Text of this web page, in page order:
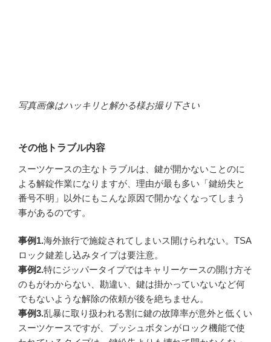
写真画像はハッキリと解かる様お撮り下さい
その他トラブル内容
スーツケースの主なトラブルは、鍵が開かないことのに
よる解錠作業になりますが、理由が最も多い「鍵紛失と
番号不明」以外にもこんな原因で開かなくなってしまう
事があるのです。
事例1.海外旅行で施錠されてしまいス開けられない。TSA
ロック鍵差し込みタイプは要注意。
事例2.特にジッパータイプではキャリーケースの開け方そ
のもがわからない、勘違い、鍵は掛かっていないなど何
でもないような解除の依頼が後を絶ちません。
事例3.乱暴に取り扱われる割に鍵の故障率が意外と低くい
スーツケースですが、プッシュボタンがロック機能で使